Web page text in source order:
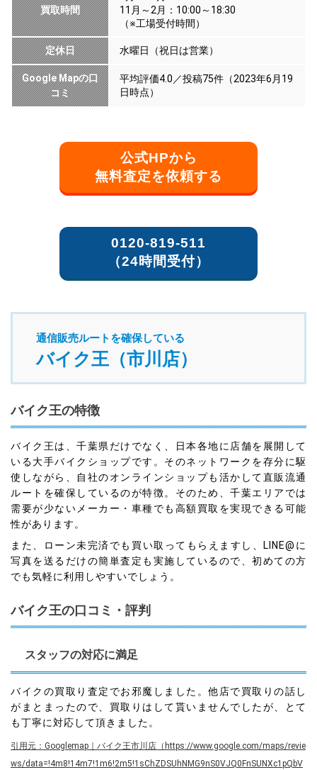
買取時間
11月～2月：10:00～18:30
（※工場受付時間）
定休日 水曜日（祝日は営業）
Google Mapの口
コミ
平均評価4.0／投稿75件（2023年6月19
日時点）
公式HPから
無料査定を依頼する
0120-819-511
（24時間受付）
通信販売ルートを確保している
バイク王（市川店）
バイク王の特徴
バイク王は、千葉県だけでなく、日本各地に店舗を展開して
いる大手バイクショップです。そのネットワークを存分に駆
使しながら、自社のオンラインショップも活かして直販流通
ルートを確保しているのが特徴。そのため、千葉エリアでは
需要が少ないメーカー・車種でも高額買取を実現できる可能
性があります。
また、ローン未完済でも買い取ってもらえますし、LINE@に
写真を送るだけの簡単査定も実施しているので、初めての方
でも気軽に利用しやすいでしょう。
バイク王の口コミ・評判
スタッフの対応に満足
バイクの買取り査定でお邪魔しました。他店で買取りの話し
がまとまったので、買取りはして貰いませんでしたが、とて
も丁寧に対応して頂きました。
引用元：Googlemap｜バイク王市川店（https://www.google.com/maps/revie
ws/data=!4m8!14m7!1m6!2m5!1sChZDSUhNMG9nS0VJQ0FnSUNXc1pQbV